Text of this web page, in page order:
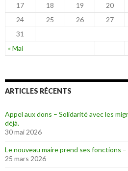
« Mai
17
18 19 20
24
25 26 27
31
ARTICLES RÉCENTS
Appel aux dons – Solidarité avec les
déjà.
30 mai 2026
Le nouveau maire prend ses fonctions
25 mars 2026